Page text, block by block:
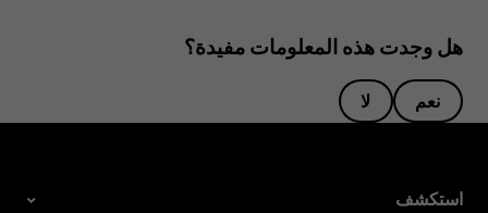
هل وجدت هذه المعلومات مفيدة؟
نعم لا
استكشف